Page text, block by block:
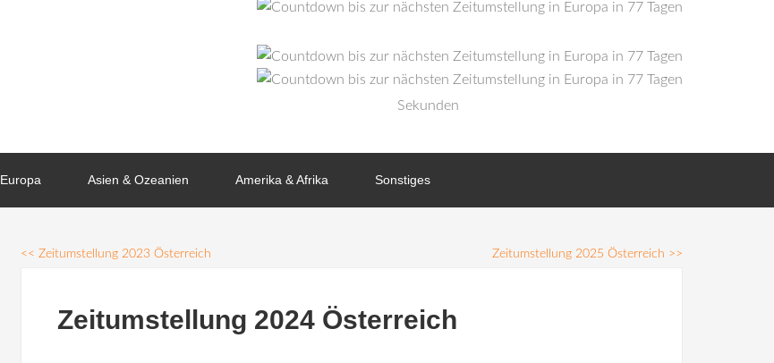
Sekunden
Europa Asien & Ozeanien Amerika & Afrika Sonstiges
<< Zeitumstellung 2023 Österreich >>
Zeitumstellung 2025 Österreich
Zeitumstellung 2024 Österreich